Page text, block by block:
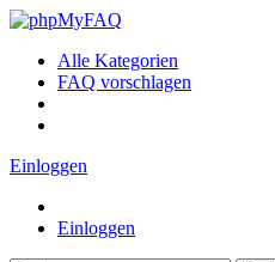
Alle Kategorien
FAQ vorschlagen
Einloggen
Einloggen